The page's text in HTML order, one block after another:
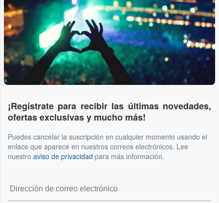
¡Regístrate para recibir las últimas novedades,
ofertas exclusivas y mucho más!
Puedes cancelar la suscripción en cualquier momento usando el
enlace que aparece en nuestros correos electrónicos. Lee
nuestro aviso de privacidad para más información.